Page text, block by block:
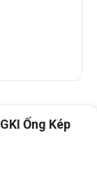
Ống Kép